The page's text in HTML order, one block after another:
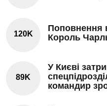
120K
Поповнення
Король
89K
У Києві
командир